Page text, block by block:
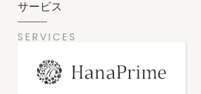
サービス
SERVICES